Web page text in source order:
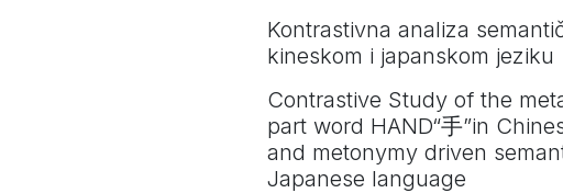
Kontrastivna analiza
kineskom i japanskom jeziku
Contrastive Study of the
part word HAND“手”in
and metonymy driven
Japanese language